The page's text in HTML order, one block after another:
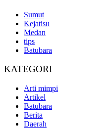
Sumut
Kejatisu
Medan
tips
Batubara
KATEGORI
Arti mimpi
Artikel
Batubara
Berita
Daerah